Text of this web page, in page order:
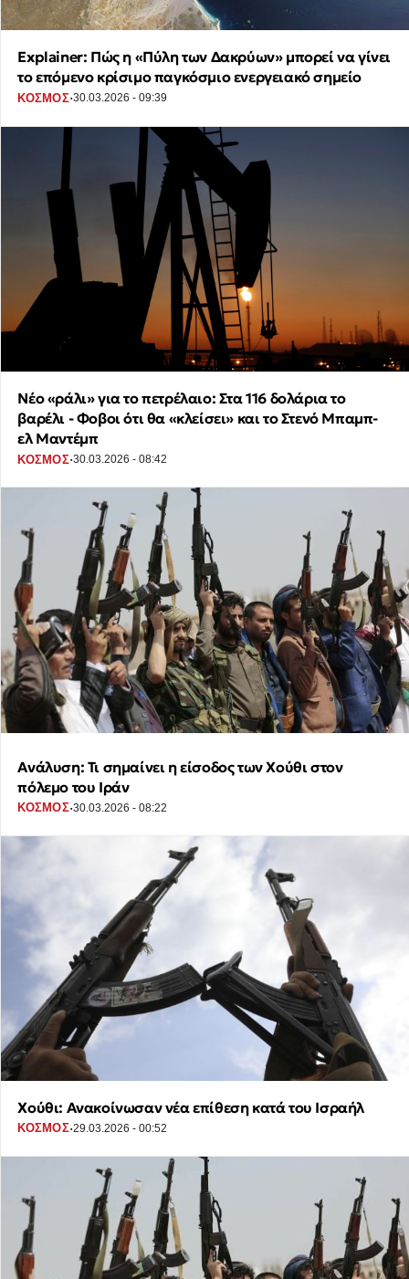
Explainer: Πώς η «Πύλη των Δακρύων» μπορεί να γίνει
το επόμενο κρίσιμο παγκόσμιο ενεργειακό σημείο
ΚΟΣΜΟΣ·30.03.2026 - 09:39
Νέο «ράλι» για το πετρέλαιο: Στα 116 δολάρια το
βαρέλι - Φοβοι ότι θα «κλείσει» και το Στενό Μπαμπ-
ελ Μαντέμπ
ΚΟΣΜΟΣ·30.03.2026 - 08:42
Ανάλυση: Τι σημαίνει η είσοδος των Χούθι στον
πόλεμο του Ιράν
ΚΟΣΜΟΣ·30.03.2026 - 08:22
Χούθι: Ανακοίνωσαν νέα επίθεση κατά του Ισραήλ
ΚΟΣΜΟΣ·29.03.2026 - 00:52